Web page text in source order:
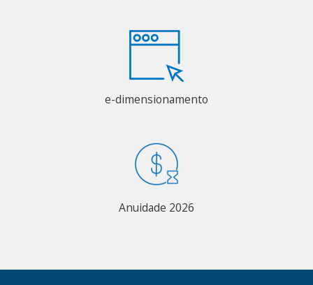
e-dimensionamento
Anuidade 2026